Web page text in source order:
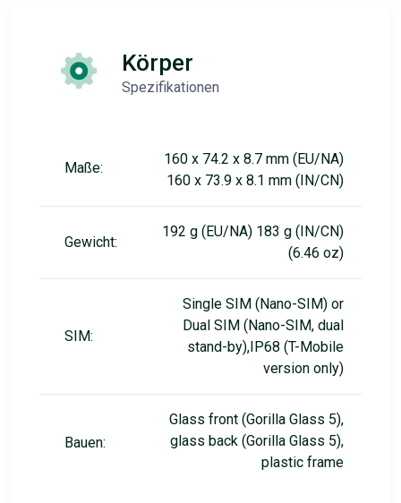
Körper
Spezifikationen
Maße:
160 x 74.2 x 8.7 mm (EU/NA)
160 x 73.9 x 8.1 mm (IN/CN)
Gewicht:
192 g (EU/NA) 183 g (IN/CN)
(6.46 oz)
SIM:
Single SIM (Nano-SIM) or
Dual SIM (Nano-SIM, dual
stand-by),IP68 (T-Mobile
version only)
Bauen:
Glass front (Gorilla Glass 5),
glass back (Gorilla Glass 5),
plastic frame